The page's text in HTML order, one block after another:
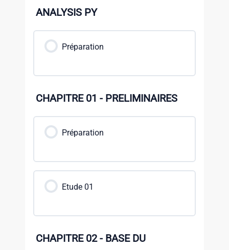
ANALYSIS PY
Préparation
CHAPITRE 01 - PRELIMINAIRES
Préparation
Etude 01
CHAPITRE 02 - BASE DU